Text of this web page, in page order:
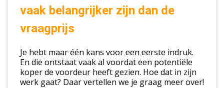
belangrijker
zijn
vraagprijs
vaak belangrijker zijn dan de
vraagprijs
Je hebt maar één kans voor een eerste indruk.
En die ontstaat vaak al voordat een potentiële
koper de voordeur heeft gezien. Hoe dat in zijn
werk gaat? Daar vertellen we je graag meer over!